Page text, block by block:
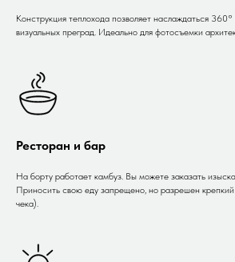
Конструкция теплохода позволяет наслаждаться
визуальных преград. Идеально для фотосъемки
Ресторан и бар
На борту работает камбуз. Вы можете заказать
Приносить свою еду запрещено, но разрешен крепкий
чека).